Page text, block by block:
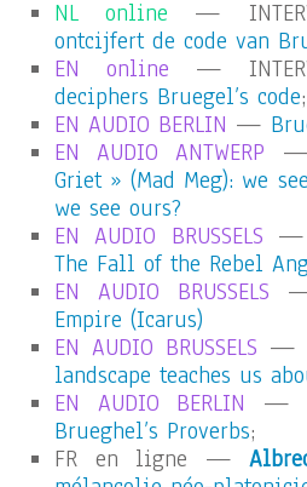
NL online —
ontcijfert de code van
EN online —
deciphers Bruegel’s code;
EN AUDIO BERLIN —
EN AUDIO ANTWERP
Griet » (Mad Meg): we
we see ours?
EN AUDIO BRUSSELS —
The Fall of the Rebel
EN AUDIO BRUSSELS
Empire (Icarus)
EN AUDIO BRUSSELS —
landscape teaches us
EN AUDIO BERLIN —
Brueghel’s Proverbs;
FR en ligne —